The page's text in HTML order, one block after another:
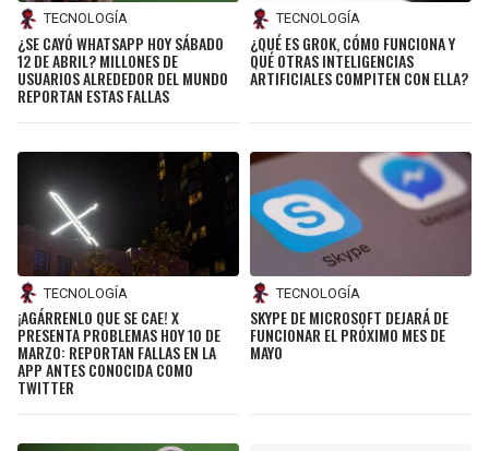
TECNOLOGÍA
¿SE CAYÓ WHATSAPP HOY SÁBADO
12 DE ABRIL? MILLONES DE
USUARIOS ALREDEDOR DEL MUNDO
REPORTAN ESTAS FALLAS
TECNOLOGÍA
¿QUÉ ES GROK, CÓMO FUNCIONA Y
QUÉ OTRAS INTELIGENCIAS
ARTIFICIALES COMPITEN CON ELLA?
TECNOLOGÍA
¡AGÁRRENLO QUE SE CAE! X
PRESENTA PROBLEMAS HOY 10 DE
MARZO: REPORTAN FALLAS EN LA
APP ANTES CONOCIDA COMO
TWITTER
TECNOLOGÍA
SKYPE DE MICROSOFT DEJARÁ DE
FUNCIONAR EL PRÓXIMO MES DE
MAYO